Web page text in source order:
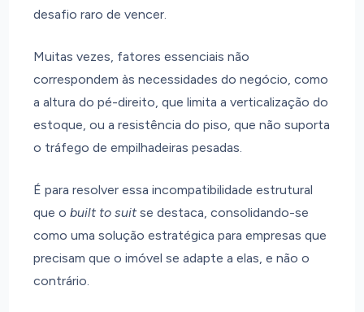
desafio raro de vencer.
Muitas vezes, fatores essenciais não
correspondem às necessidades do negócio, como
a altura do pé-direito, que limita a verticalização do
estoque, ou a resistência do piso, que não suporta
o tráfego de empilhadeiras pesadas.
É para resolver essa incompatibilidade estrutural
que obuilt to suit se destaca, consolidando-se
como uma solução estratégica para empresas que
precisam que o imóvel se adapte a elas, e não o
contrário.